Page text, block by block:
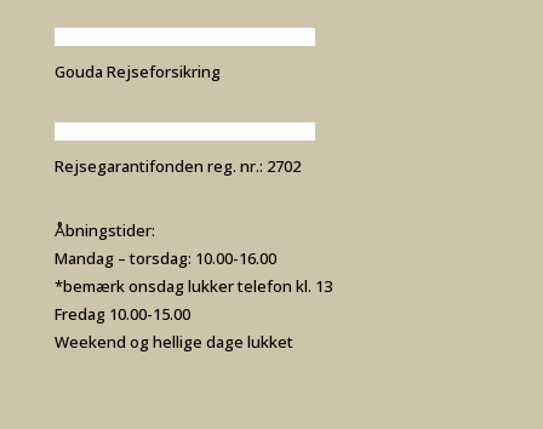
Gouda Rejseforsikring
Rejsegarantifonden reg. nr.: 2702
Åbningstider:
Mandag – torsdag: 10.00-16.00
*bemærk onsdag lukker telefon kl. 13
Fredag 10.00-15.00
Weekend og hellige dage lukket